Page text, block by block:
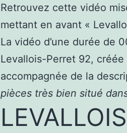
Retrouvez cette vidéo
mettant en avant «
La vidéo d’une durée de
Levallois-Perret 92,
accompagnée de la
pièces très bien situé